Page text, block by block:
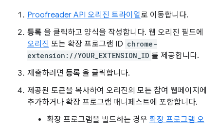
Proofreader API 오리진 트라이얼로 이동합니다.
등록 을 클릭하고 양식을 작성합니다. 웹 오리진 필드에
오리진 또는 확장 프로그램 ID chrome-
extension://YOUR_EXTENSION_ID 를 제공합니다.
제출하려면 등록 을 클릭합니다.
제공된 토큰을 복사하여 오리진의 모든 참여 웹페이지에
추가하거나 확장 프로그램 매니페스트에 포함합니다.
확장 프로그램을 빌드하는 경우 확장 프로그램 오